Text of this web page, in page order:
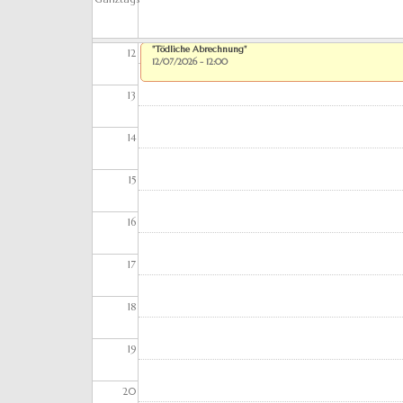
12
13
14
15
16
17
18
19
20
"Tödliche Abrechnung"
12/07/2026 - 12:00